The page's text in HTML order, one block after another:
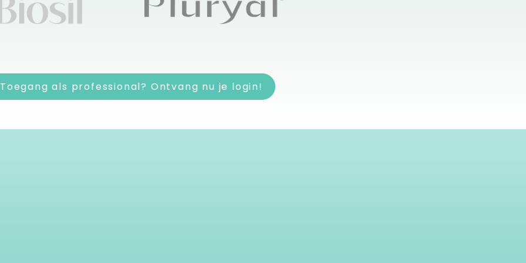
Toegang als professional? Ontvang nu je login!